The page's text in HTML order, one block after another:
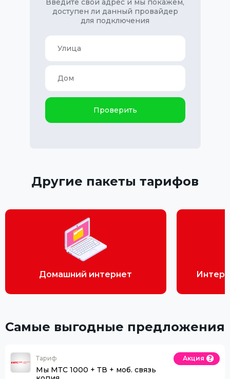
Введите свой адрес и мы покажем,
доступен ли данный провайдер
для подключения
Проверить
Другие пакеты тарифов
Домашний интернет
Самые выгодные предложения
Тариф
Мы МТС 1000 + ТВ + моб. связь
Акция